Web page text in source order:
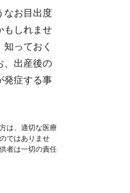
なお目出度
もしれませ
っておく
、出産後の
発症する事
は、適切な医療
ではありませ
者は一切の責任